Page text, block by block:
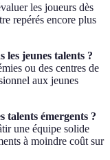
les joueurs dès
repérés encore plus
les jeunes talents ?
ou des centres de
aux jeunes
talents émergents ?
une équipe solide
à moindre coût sur